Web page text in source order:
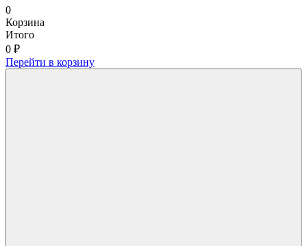
0
Корзина
Итого
0 ₽
Перейти в корзину